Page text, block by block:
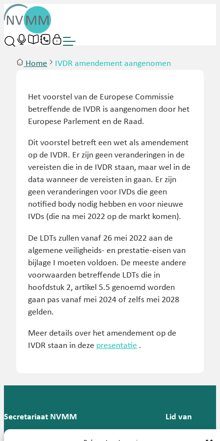
Home IVDR amendement aangenomen
Het voorstel van de Europese Commissie
betreffende de IVDR is aangenomen door het
Europese Parlement en de Raad.
Dit voorstel betreft een wet als amendement
op de IVDR. Er zijn geen veranderingen in de
vereisten die in de IVDR staan, maar wel in de
data wanneer de vereisten in gaan. Er zijn
geen veranderingen voor IVDs die geen
notified body nodig hebben en voor nieuwe
IVDs (die na mei 2022 op de markt komen).
De LDTs zullen vanaf 26 mei 2022 aan de
algemene veiligheids- en prestatie-eisen van
bijlage I moeten voldoen. De meeste andere
voorwaarden betreffende LDTs die in
hoofdstuk 2, artikel 5.5 genoemd worden
gaan pas vanaf mei 2024 of zelfs mei 2028
gelden.
Meer details over het amendement op de
IVDR staan in deze presentatie .
Secretariaat NVMM
T: 088 -
Lid van